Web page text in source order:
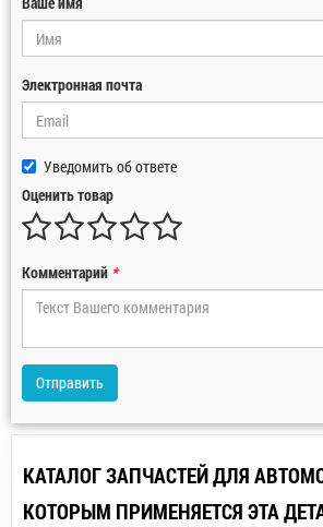
Электронная почта
Уведомить об ответе
Оценить товар
Комментарий *
Отправить
КАТАЛОГ ЗАПЧАСТЕЙ ДЛЯ
КОТОРЫМ ПРИМЕНЯЕТСЯ ЭТА